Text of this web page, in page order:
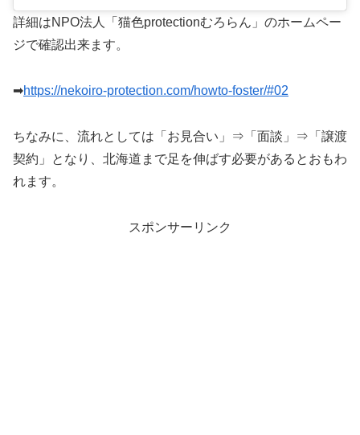
詳細はNPO法人「猫色protectionむろらん」のホームペー
ジで確認出来ます。
➡https://nekoiro-protection.com/howto-foster/#02
ちなみに、流れとしては「お見合い」⇒「面談」⇒「譲渡
契約」となり、北海道まで足を伸ばす必要があるとおもわ
れます。
スポンサーリンク